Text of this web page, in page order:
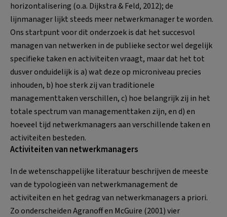
horizontalisering (o.a. Dijkstra & Feld, 2012); de
lijnmanager lijkt steeds meer netwerkmanager te worden.
Ons startpunt voor dit onderzoek is dat het succesvol
managen van netwerken in de publieke sector wel degelijk
specifieke taken en activiteiten vraagt, maar dat het tot
dusver onduidelijk is a) wat deze op microniveau precies
inhouden, b) hoe sterk zij van traditionele
managementtaken verschillen, c) hoe belangrijk zij in het
totale spectrum van managementtaken zijn, en d) en
hoeveel tijd netwerkmanagers aan verschillende taken en
activiteiten besteden.
Activiteiten van netwerkmanagers
In de wetenschappelijke literatuur beschrijven de meeste
van de typologieën van netwerkmanagement de
activiteiten en het gedrag van netwerkmanagers a priori.
Zo onderscheiden Agranoff en McGuire (2001) vier